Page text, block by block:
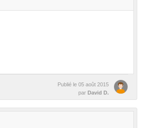
Publié le 05 août 2015
par David D.